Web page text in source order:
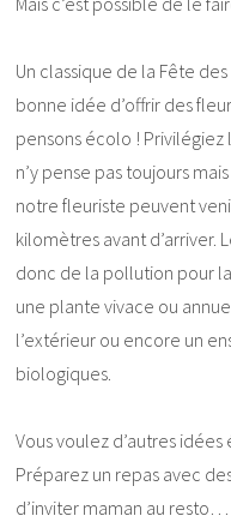
Un classique de la Fête
bonne idée d’offrir des
pensons écolo ! Privilégiez
n’y pense pas toujours
notre fleuriste peuvent
kilomètres avant d’arriver.
donc de la pollution pour
une plante vivace ou
l’extérieur ou encore un
biologiques.
Vous voulez d’autres
Préparez un repas avec
d’inviter maman au